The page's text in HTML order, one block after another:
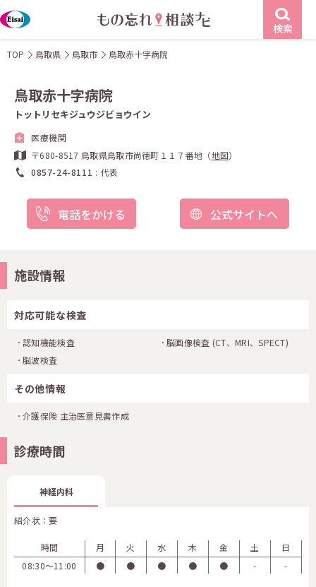
検索
TOP 鳥取県 鳥取市 鳥取赤十字病院
鳥取赤十字病院
トットリセキジュウジビョウイン
医療機関
〒680-8517 鳥取県鳥取市尚徳町１１７番地（地図）
0857-24-8111
代表
電話をかける 公式サイトへ
施設情報
対応可能な検査
認知機能検査 脳画像検査 (CT、MRI、SPECT)
脳波検査
その他情報
介護保険 主治医意見書作成
診療時間
神経内科
紹介状：要
時間 月 火 水 木 金 土
日
08:30〜11:00
● ● ● ● ● - -